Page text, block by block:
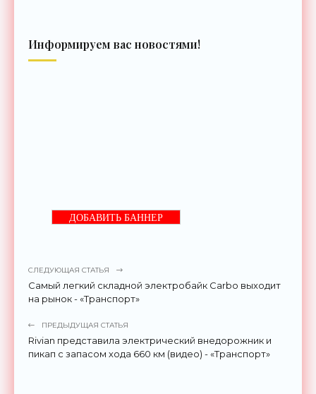
Информируем вас новостями!
ДОБАВИТЬ БАННЕР
СЛЕДУЮЩАЯ СТАТЬЯ
Самый легкий складной электробайк Carbo выходит
на рынок - «Транспорт»
ПРЕДЫДУЩАЯ СТАТЬЯ
Rivian представила электрический внедорожник и
пикап с запасом хода 660 км (видео) - «Транспорт»